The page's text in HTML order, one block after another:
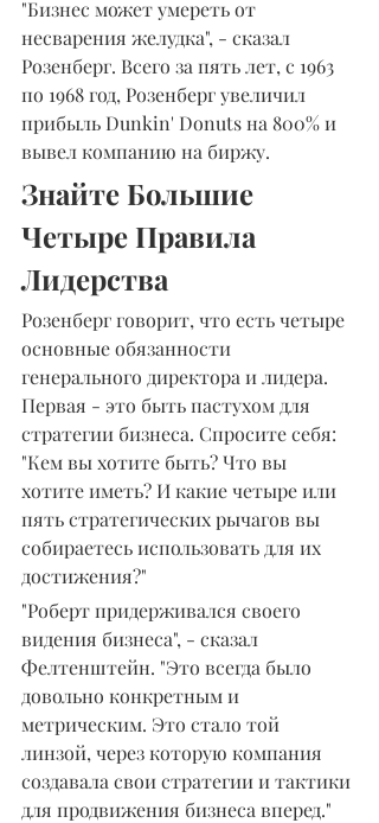
"Бизнес может умереть от
несварения желудка", - сказал
Розенберг. Всего за пять лет, с 1963
по 1968 год, Розенберг увеличил
прибыль Dunkin' Donuts на 800% и
вывел компанию на биржу.
Знайте Большие
Четыре Правила
Лидерства
Розенберг говорит, что есть четыре
основные обязанности
генерального директора и лидера.
Первая - это быть пастухом для
стратегии бизнеса. Спросите себя:
"Кем вы хотите быть? Что вы
хотите иметь? И какие четыре или
пять стратегических рычагов вы
собираетесь использовать для их
достижения?"
"Роберт придерживался своего
видения бизнеса", - сказал
Фелтенштейн. "Это всегда было
довольно конкретным и
метрическим. Это стало той
линзой, через которую компания
создавала свои стратегии и тактики
для продвижения бизнеса вперед."